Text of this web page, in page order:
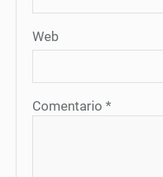
Web
Comentario *